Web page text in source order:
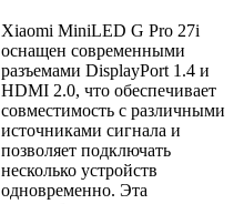
Xiaomi MiniLED G Pro 27i
оснащен современными
разъемами DisplayPort 1.4 и
HDMI 2.0, что обеспечивает
совместимость с различными
источниками сигнала и
позволяет подключать
несколько устройств
одновременно. Эта